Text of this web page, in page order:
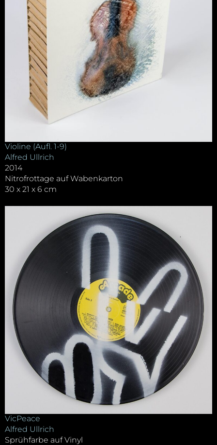
Violine (Aufl. 1-9)
Alfred Ullrich
2014
Nitrofrottage auf Wabenkarton
30 x 21 x 6 cm
VicPeace
Alfred Ullrich
Sprühfarbe auf Vinyl